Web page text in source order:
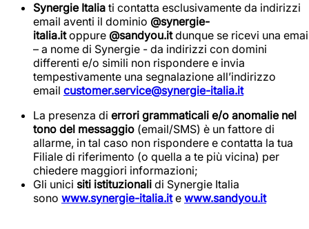
Synergie Italia ti contatta esclusivamente da indirizzi
email aventi il dominio @synergie-
italia.itoppure @sandyou.itdunque se ricevi una
– a nome di Synergie - da indirizzi con domini
differenti e/o simili non rispondere e invia
tempestivamente una segnalazione all’indirizzo
email customer.service@synergie-italia.it
La presenza di errori grammaticali e/o anomalie nel
tono del messaggio (email/SMS) è un fattore di
allarme, in tal caso non rispondere e contatta la tua
Filiale di riferimento (o quella a te più vicina) per
chiedere maggiori informazioni;
Gli unici siti istituzionali di Synergie Italia
sono www.synergie-italia.ite www.sandyou.it